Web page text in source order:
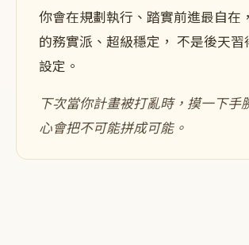
你會在規劃執行、踏實前進最自在
的務實派 、 超級穩定 ， 不是後天
設定。
下次當你計畫被打亂時，摸一下手
心會把不可能拼成可能。